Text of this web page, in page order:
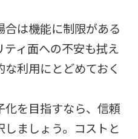
は機能に制限がある
ィ面への不安も拭え
利用にとどめておく
を目指すなら、信頼
ましょう。コストと